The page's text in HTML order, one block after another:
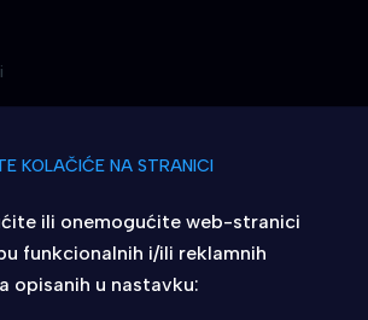
proizvoda
KOLAČIĆE NA STRANICI
ili onemogućite web-stranici
funkcionalnih i/ili reklamnih
opisanih u nastavku: